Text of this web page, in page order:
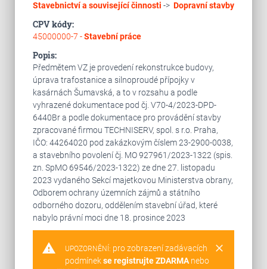
Stavebnictví a související činnosti -> Dopravní stavby
CPV kódy:
45000000-7 -Stavební práce
Popis:
Předmětem VZ je provedení rekonstrukce budovy,
úprava trafostanice a silnoproudé přípojky v
kasárnách Šumavská, a to v rozsahu a podle
vyhrazené dokumentace pod čj. V70-4/2023-DPD-
6440Br a podle dokumentace pro provádění stavby
zpracované firmou TECHNISERV, spol. s r.o. Praha,
IČO: 44264020 pod zakázkovým číslem 23-2900-0038,
a stavebního povolení čj. MO 927961/2023-1322 (spis.
zn. SpMO 69546/2023-1322) ze dne 27. listopadu
2023 vydaného Sekcí majetkovou Ministerstva obrany,
Odborem ochrany územních zájmů a státního
odborného dozoru, oddělením stavební úřad, které
nabylo právní moci dne 18. prosince 2023
warning clear
UPOZORNĚNÍ: pro zobrazení zadávacích
podmínekse registrujte ZDARMAnebo